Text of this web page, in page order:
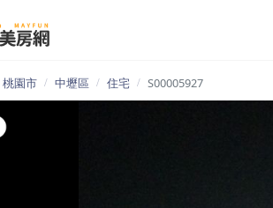
桃園市 中壢區 住宅 S00005927